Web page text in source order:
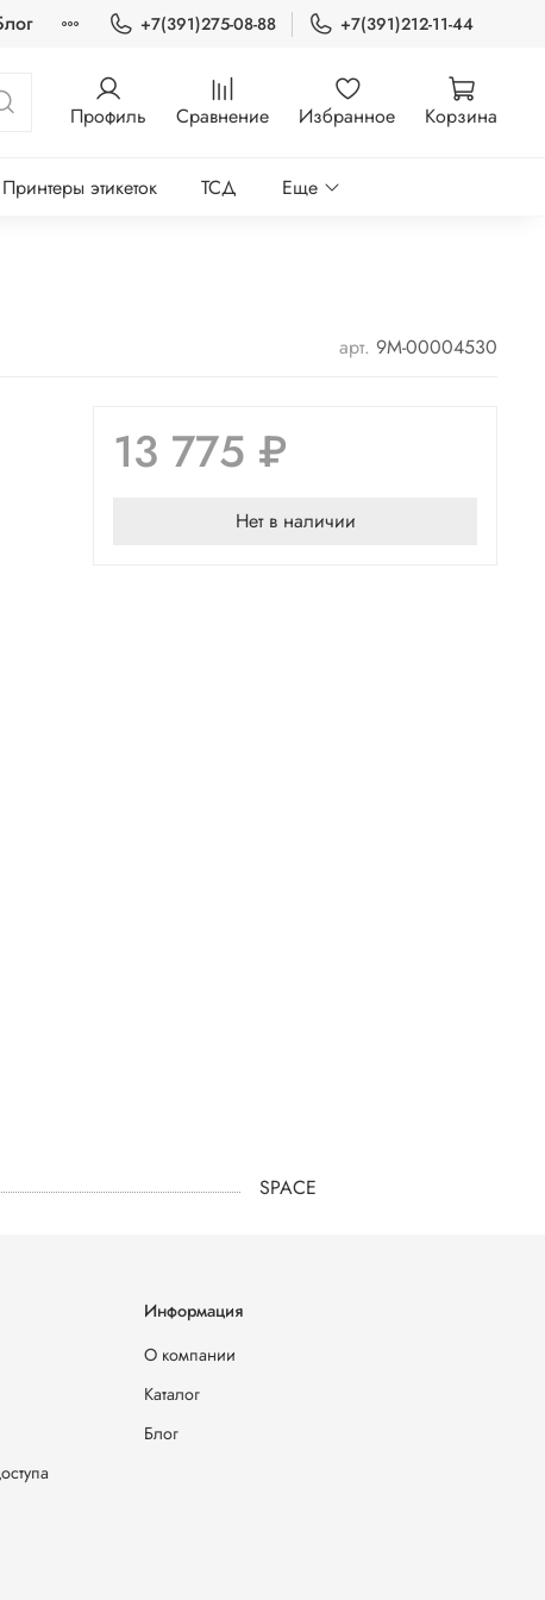
+7(391)275-08-88 +7(391)212-11-44
Профиль Сравнение Избранное Корзина
Принтеры этикеток ТСД Еще
арт. 9М-00004530
13 775 ₽
Нет в наличии
SPACE
Информация
О компании
Каталог
Блог